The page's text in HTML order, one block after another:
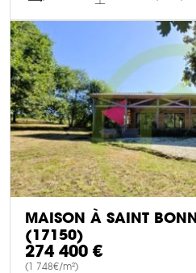
DÉCOUVRIR CE BIEN
MAISON À SAINT
(17150)
274 400 €
(1 748€/m²)